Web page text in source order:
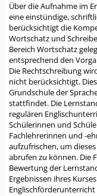
Über die Aufnahme im
eine einstündige,
berücksichtigt die
Wortschatz und
Bereich Wortschatz
entsprechend den
Die Rechtschreibung
nicht berücksichtigt.
Grundschule der
stattfindet. Die
regulären
Schülerinnen und
Fachlehrerinnen und -
aufzufrischen, um
abrufen zu können. Die
Bewertung der
Ergebnissen ihres